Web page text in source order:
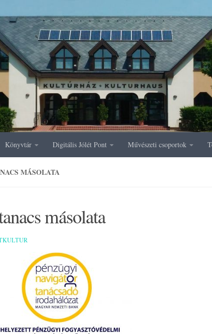
Könyvtár Digitális Jólét Pont Művészeti csoportok
MÁSOLATA
másolata